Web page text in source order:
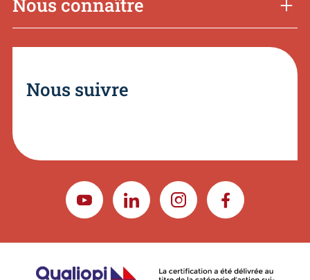
Nous connaître
Nous suivre
YOUTUBELINKEDININSTAGRAMFACEBOOK